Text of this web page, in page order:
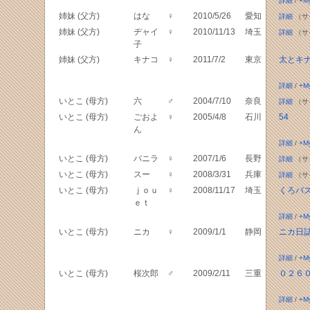
姉妹 (父方) はな ♀ 2010/5/26 愛知 詳細（サ
姉妹 (父方)
ヂャイ
子
♀ 2010/11/13 埼玉 詳細（サ
姉妹 (父方) キナコ ♀ 2011/7/2 東京 太とキ
詳細/
いとこ (母方) 六 ♂ 2004/7/10 奈良 詳細（サ
いとこ (母方)
ごおよ
ん
♀ 2005/4/8 石川 54
詳細/
いとこ (母方) バニラ ♀ 2007/1/6 長野 詳細（サ
いとこ (母方) スー ♀ 2008/3/31 兵庫 詳細（サ
いとこ (母方)
ｊｏｕ
ｅｔ
♀ 2008/11/17 埼玉 くろバ
詳細/
いとこ (母方) ニカ ♀ 2009/1/1 静岡 ニカ日
詳細/
いとこ (母方) 桜次郎 ♂ 2009/2/11 三重 ０２６
詳細/